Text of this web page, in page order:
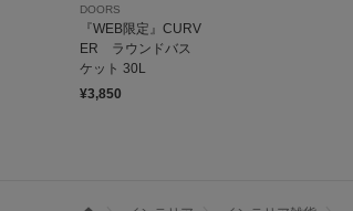
DOORS
『WEB限定』CURV
ER ラウンドバス
ケット 30L
¥3,850